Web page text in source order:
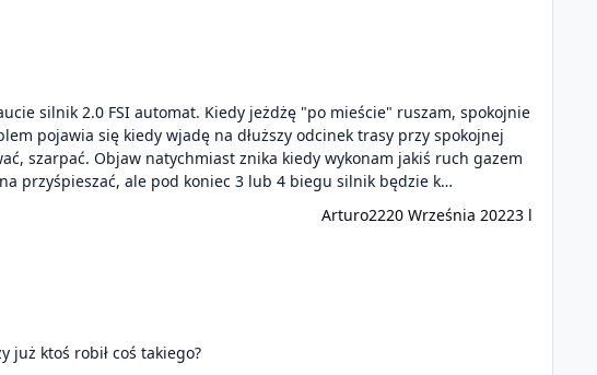
silnik 2.0 FSI automat. Kiedy jeżdżę "po mieście" ruszam, spokojnie
pojawia się kiedy wjadę na dłuższy odcinek trasy przy spokojnej
szarpać. Objaw natychmiast znika kiedy wykonam jakiś ruch gazem
przyśpieszać, ale pod koniec 3 lub 4 biegu silnik będzie k…
Arturo2220 Września 20223 l
już ktoś robił coś takiego?